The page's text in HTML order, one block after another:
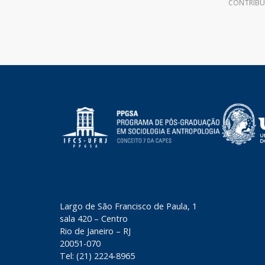
​Largo de São Francisco de Paula, 1
sala 420 – Centro
Rio de Janeiro – RJ
20051-070
Tel: (21) 2224-8965